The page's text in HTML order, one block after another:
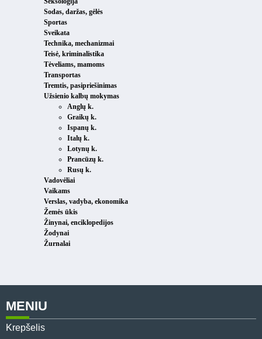
Sodas, daržas, gėlės
Sportas
Sveikata
Technika, mechanizmai
Teisė, kriminalistika
Tėveliams, mamoms
Transportas
Tremtis, pasipriešinimas
Užsienio kalbų mokymas
Anglų k.
Graikų k.
Ispanų k.
Italų k.
Lotynų k.
Prancūzų k.
Rusų k.
Vadovėliai
Vaikams
Verslas, vadyba, ekonomika
Žemės ūkis
Žinynai, enciklopedijos
Žodynai
Žurnalai
MENIU
Krepšelis